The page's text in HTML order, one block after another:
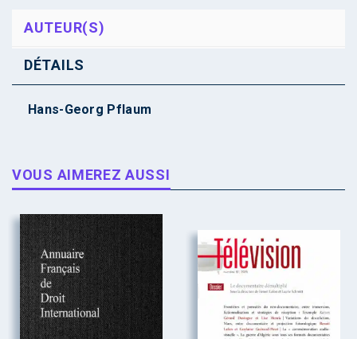
AUTEUR(S)
DÉTAILS
Hans-Georg Pflaum
VOUS AIMEREZ AUSSI